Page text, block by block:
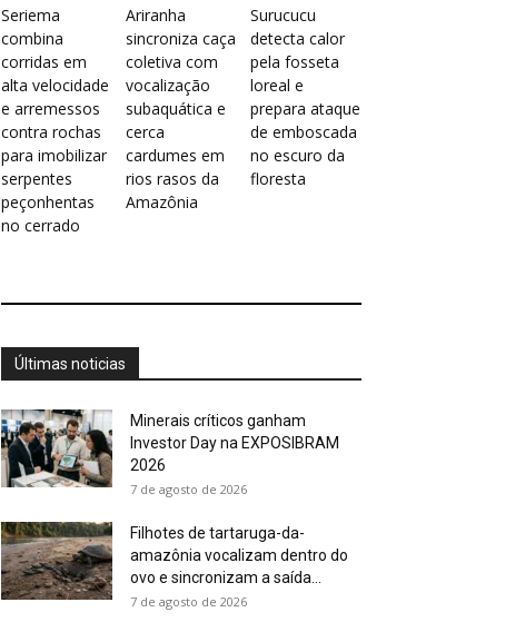
Seriema
combina
corridas em
alta velocidade
e arremessos
contra rochas
para imobilizar
serpentes
peçonhentas
no cerrado
Ariranha
sincroniza caça
coletiva com
vocalização
subaquática e
cerca
cardumes em
rios rasos da
Amazônia
Surucucu
detecta calor
pela fosseta
loreal e
prepara ataque
de emboscada
no escuro da
floresta
Últimas noticias
Minerais críticos ganham
Investor Day na EXPOSIBRAM
2026
7 de agosto de 2026
Filhotes de tartaruga-da-
amazônia vocalizam dentro do
ovo e sincronizam a saída...
7 de agosto de 2026